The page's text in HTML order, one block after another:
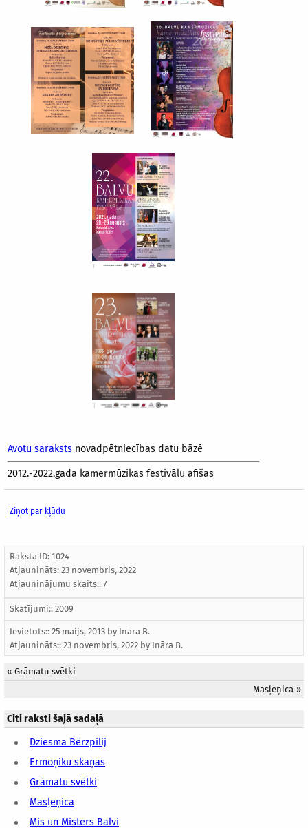
Avotu saraksts novadpētniecības datu bāzē
2012.-2022.gada kamermūzikas festivālu afišas
Ziņot par kļūdu
Raksta ID: 1024
Atjaunināts: 23 novembris, 2022
Atjauninājumu skaits:: 7
Skatījumi:: 2009
Ievietots:: 25 maijs, 2013 by Ināra B.
Atjaunināts:: 23 novembris, 2022 by Ināra B.
« Grāmatu svētki
Masļeņica »
Citi raksti šajā sadaļā
Dziesma Bērzpilij
Ermoņiku skaņas
Grāmatu svētki
Masļeņica
Mis un Misters Balvi